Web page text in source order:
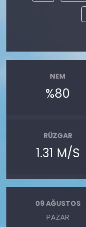
NEM
%80
RÜZGAR
1.31 M/S
09 AĞUSTOS
PAZAR